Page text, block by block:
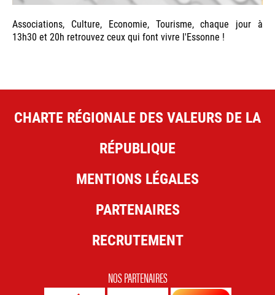
Associations, Culture, Economie, Tourisme, chaque jour à
13h30 et 20h retrouvez ceux qui font vivre l'Essonne !
CHARTE RÉGIONALE DES VALEURS DE LA
RÉPUBLIQUE
MENTIONS LÉGALES
PARTENAIRES
RECRUTEMENT
NOS PARTENAIRES